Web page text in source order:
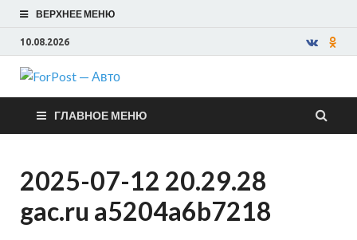
ВЕРХНЕЕ МЕНЮ
10.08.2026
ForPost —
Авто
ГЛАВНОЕ МЕНЮ
2025-07-12 20.29.28
gac.ru a5204a6b7218